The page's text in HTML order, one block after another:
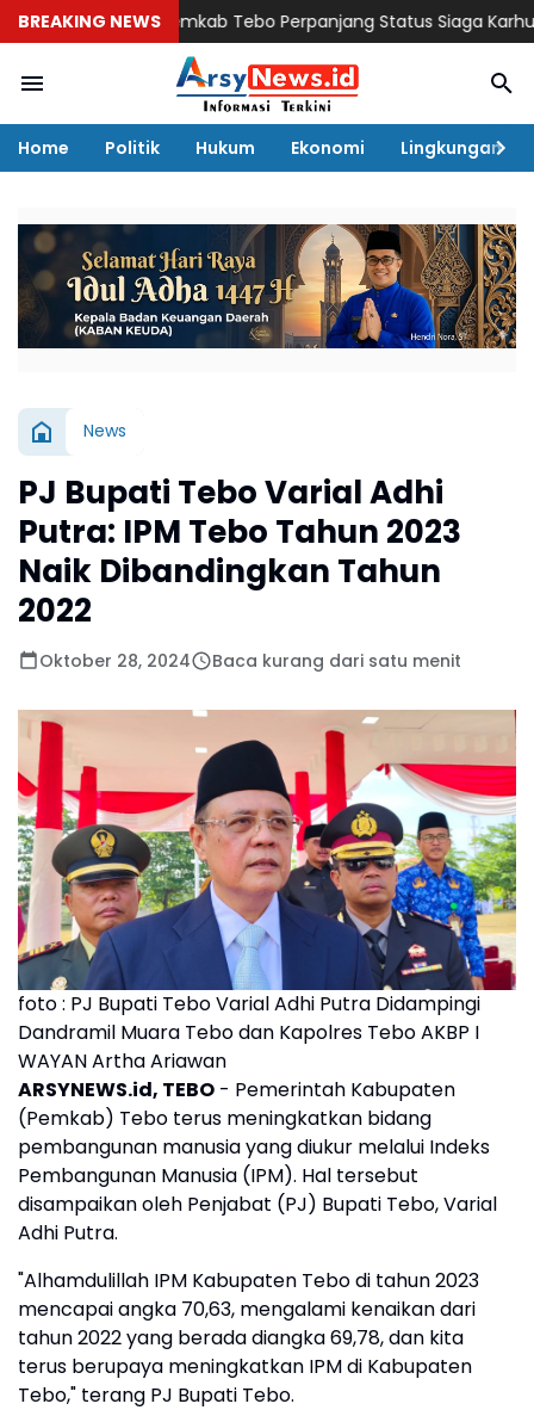
BREAKING NEWS
Pemkab Tebo Perpanjang Status Siaga Karhutla
Home Politik Hukum Ekonomi Lingkungan
News
PJ Bupati Tebo Varial Adhi
Putra: IPM Tebo Tahun 2023
Naik Dibandingkan Tahun
2022
Oktober 28, 2024 Baca kurang dari satu menit
foto : PJ Bupati Tebo Varial Adhi Putra Didampingi
Dandramil Muara Tebo dan Kapolres Tebo AKBP I
WAYAN Artha Ariawan
ARSYNEWS.id, TEBO - Pemerintah Kabupaten
(Pemkab) Tebo terus meningkatkan bidang
pembangunan manusia yang diukur melalui Indeks
Pembangunan Manusia (IPM). Hal tersebut
disampaikan oleh Penjabat (PJ) Bupati Tebo, Varial
Adhi Putra.
"Alhamdulillah IPM Kabupaten Tebo di tahun 2023
mencapai angka 70,63, mengalami kenaikan dari
tahun 2022 yang berada diangka 69,78, dan kita
terus berupaya meningkatkan IPM di Kabupaten
Tebo," terang PJ Bupati Tebo.